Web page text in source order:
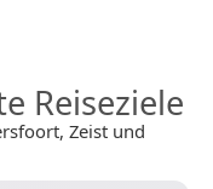
Reiseziele
Zeist und